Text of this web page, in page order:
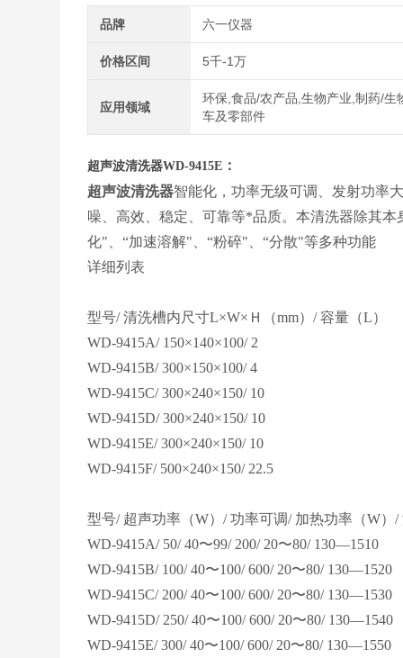
品牌 六一仪器
价格区间 5千-1万
应用领域
环保,食品/农产品,生物产业,制药/生
车及零部件
超声波清洗器WD-9415E ：
超声波清洗器智能化，功率无级可调、发射功率
噪、高效、稳定、可靠等*品质。本清洗器除其
化"、“加速溶解"、“粉碎"、“分散"等多种功能
详细列表
型号/ 清洗槽内尺寸L×W×Ｈ（mm）/ 容量（L）
WD-9415A/ 150×140×100/ 2
WD-9415B/ 300×150×100/ 4
WD-9415C/ 300×240×150/ 10
WD-9415D/ 300×240×150/ 10
WD-9415E/ 300×240×150/ 10
WD-9415F/ 500×240×150/ 22.5
型号/ 超声功率（W）/ 功率可调/ 加热功率（W
WD-9415A/ 50/ 40〜99/ 200/ 20〜80/ 130—1510
WD-9415B/ 100/ 40〜100/ 600/ 20〜80/ 130—1520
WD-9415C/ 200/ 40〜100/ 600/ 20〜80/ 130—1530
WD-9415D/ 250/ 40〜100/ 600/ 20〜80/ 130—1540
WD-9415E/ 300/ 40〜100/ 600/ 20〜80/ 130—1550